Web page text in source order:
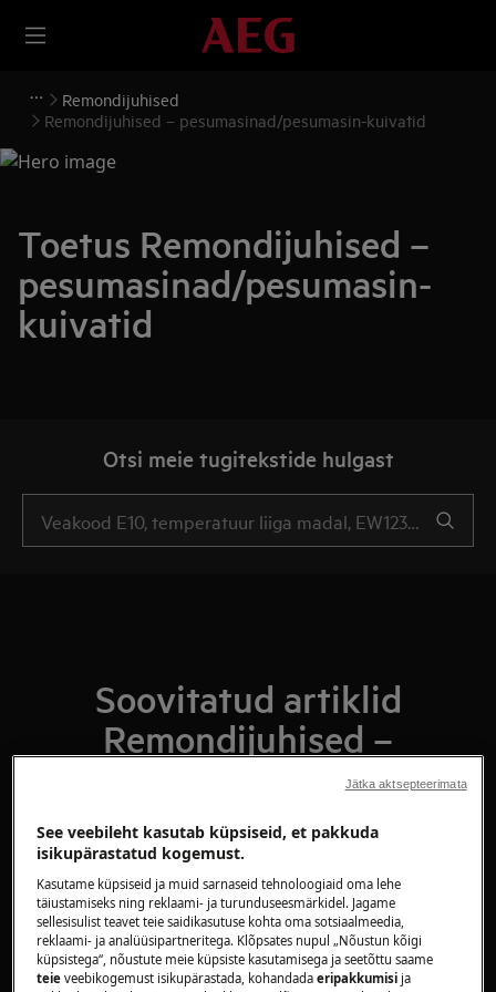
Remondijuhised
Remondijuhised – pesumasinad/pesumasin-kuivatid
Toetus Remondijuhised –
pesumasinad/pesumasin-
kuivatid
Otsi meie tugitekstide hulgast
Soovitatud artiklid
Remondijuhised –
pesumasinad/pesumasin-
kuivatid
Pesumasin - Kuidas vahetada
äravooluvoolikut (2)
See veebileht kasutab küpsiseid, et pakkuda
isikupärastatud kogemust.
Kasutame küpsiseid ja muid sarnaseid tehnoloogiaid oma lehe
täiustamiseks ning reklaami- ja turunduseesmärkidel. Jagame
sellesisulist teavet teie saidikasutuse kohta oma sotsiaalmeedia,
reklaami- ja analüüsipartneritega. Klõpsates nupul „Nõustun kõigi
küpsistega“, nõustute meie küpsiste kasutamisega ja seetõttu saame
teie veebikogemust isikupärastada, kohandadaeripakkumisi ja
Jätka aktsepteerimata